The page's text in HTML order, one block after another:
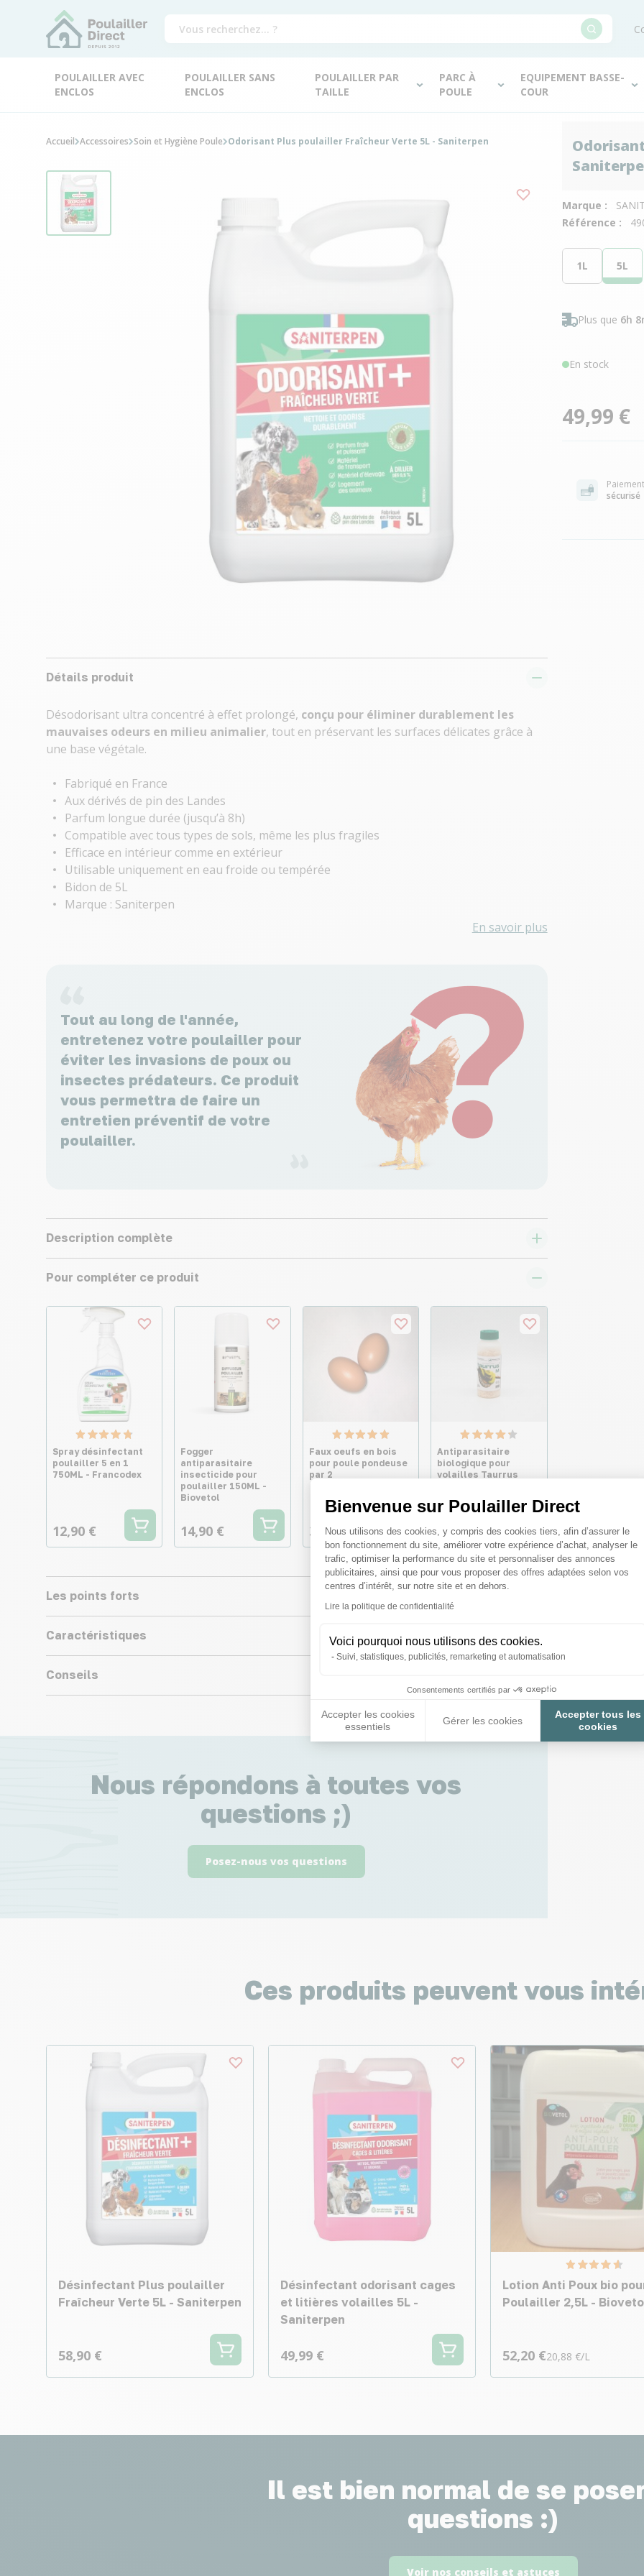
Bienvenue sur Poulailler Direct
Plateforme de Gestion du
Nous utilisons des cookies, y compris des cookies tiers, afin d’assurer le
bon fonctionnement du site, améliorer votre expérience d’achat, analyser le
trafic, optimiser la performance du site et personnaliser des annonces
publicitaires, ainsi que pour vous proposer des offres adaptées selon vos
centres d’intérêt, sur notre site et en dehors.
Lire la politique de confidentialité
Voici pourquoi nous utilisons des cookies.
Suivi, statistiques, publicités, remarketing et automatisation
Consentements certifiés par
Accepter les cookies
essentiels
Gérer les cookies
Accepter tous les
cookies
Axeptio consent
POULAILLER AVEC
ENCLOS
POULAILLER SANS
ENCLOS
POULAILLER PAR
TAILLE
PARC À
POULE
EQUIPEMENT BASSE-
COUR
Marque :
Référence :
1L 5L
Plus que 6h
En stock
49,99 €
Paiement
sécurisé
Détails produit
Désodorisant ultra concentré à effet prolongé, conçu pour éliminer durablement les
mauvaises odeurs en milieu animalier, tout en préservant les surfaces délicates grâce à
une base végétale.
Fabriqué en France
Aux dérivés de pin des Landes
Parfum longue durée (jusqu’à 8h)
Compatible avec tous types de sols, même les plus fragiles
Efficace en intérieur comme en extérieur
Utilisable uniquement en eau froide ou tempérée
Bidon de 5L
Marque : Saniterpen
En savoir plus
Tout au long de l'année,
entretenez votre poulailler pour
éviter les invasions de poux ou
insectes prédateurs. Ce produit
vous permettra de faire un
entretien préventif de votre
poulailler.
Description complète
Pour compléter ce produit
Spray désinfectant
poulailler 5 en 1
750ML - Francodex
12,90 €
Fogger
antiparasitaire
insecticide pour
poulailler 150ML -
Biovetol
14,90 €
Faux oeufs en bois
pour poule pondeuse
par 2
3,05 €
Antiparasitaire
biologique pour
volailles Taurrus
27,70 €
Les points forts
Caractéristiques
Conseils
Nous répondons à toutes vos
questions ;)
Posez-nous vos questions
Accueil Accessoires Soin et Hygiène Poule Odorisant Plus poulailler Fraîcheur Verte 5L - Saniterpen
Ces produits peuvent vous
Désinfectant Plus poulailler
Fraîcheur Verte 5L - Saniterpen
58,90 €
Désinfectant odorisant cages
et litières volailles 5L -
Saniterpen
49,99 €
Lotion Anti Poux bio
Poulailler 2,5L -
52,20 €20,88 €/L
Il est bien normal de se
questions :)
Voir nos conseils et astuces